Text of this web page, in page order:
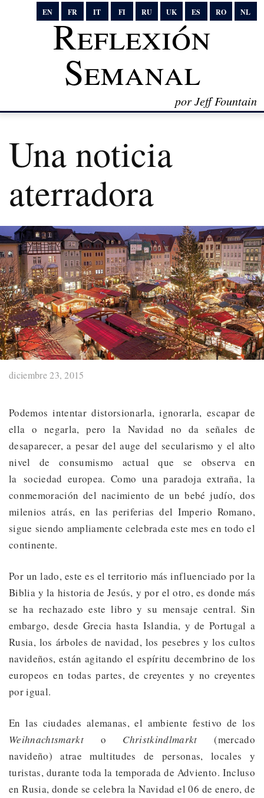
EN FR IT FI RU UK ES RO NL
Reflexión
Semanal
por Jeff Fountain
Una noticia
aterradora
diciembre 23, 2015
Podemos intentar distorsionarla, ignorarla, escapar de
ella o negarla, pero la Navidad no da señales de
desaparecer, a pesar del auge del secularismo y el alto
nivel de consumismo actual que se observa en
la sociedad europea. Como una paradoja extraña, la
conmemoración del nacimiento de un bebé judío, dos
milenios atrás, en las periferias del Imperio Romano,
sigue siendo ampliamente celebrada este mes en todo el
continente.
Por un lado, este es el territorio más influenciado por la
Biblia y la historia de Jesús, y por el otro, es donde más
se ha rechazado este libro y su mensaje central. Sin
embargo, desde Grecia hasta Islandia, y de Portugal a
Rusia, los árboles de navidad, los pesebres y los cultos
navideños, están agitando el espíritu decembrino de los
europeos en todas partes, de creyentes y no creyentes
por igual.
En las ciudades alemanas, el ambiente festivo de los
Weihnachtsmarkt o Christkindlmarkt(mercado
navideño) atrae multitudes de personas, locales y
turistas, durante toda la temporada de Adviento. Incluso
en Rusia, donde se celebra la Navidad el 06 de enero, de